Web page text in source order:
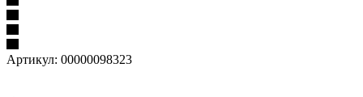
Артикул: 00000098323